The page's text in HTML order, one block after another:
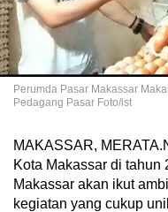
Perumda Pasar Makassar
Pedagang Pasar Foto/ist
MAKASSAR,
Kota Makassar di
Makassar akan ikut
kegiatan yang cukup